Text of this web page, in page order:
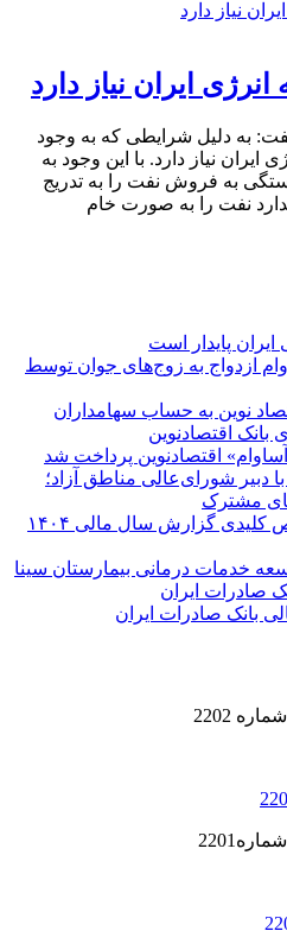
ایران نیاز دارد
به دلیل شرایطی که به وجود
ایران نیاز دارد. با این وجود به
به فروش نفت را به تدریج
نفت را به صورت خام
پایدار است
از ۸ همت وام ازدواج به زوج‌های جوان توسط
نوین به حساب سهامداران
دبیر شورای‌عالی مناطق آزاد؛
مشترک
پیشتازی سپ در ۸ شاخص کلیدی گزارش سال مالی ۱۴۰۴
خدمات درمانی بیمارستان سینا
بانک صادرات ایران